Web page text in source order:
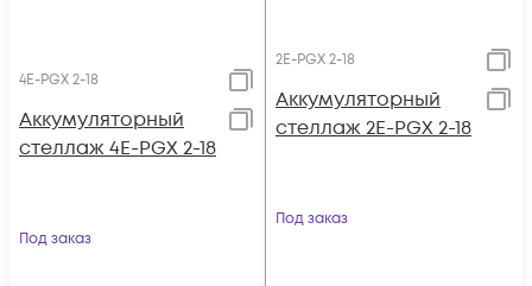
4E-PGX 2-18
Аккумуляторный
стеллаж 4E-PGX 2-18
Под заказ
2E-PGX 2-18
Аккумуляторный
стеллаж 2E-PGX 2-18
Под заказ